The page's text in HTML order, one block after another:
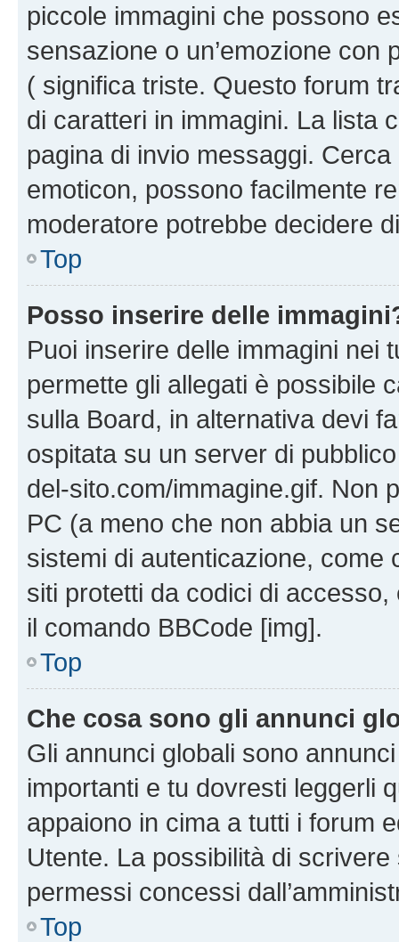
piccole immagini che possono
sensazione o un’emozione
( significa triste. Questo forum
di caratteri in immagini. La lista
pagina di invio messaggi.
emoticon, possono facilmente
moderatore potrebbe decidere
Top
Posso inserire delle
Puoi inserire delle immagini nei
permette gli allegati è possibile
sulla Board, in alternativa devi
ospitata su un server di
del-sito.com/immagine.gif. Non
PC (a meno che non abbia un
sistemi di autenticazione, come
siti protetti da codici di
il comando BBCode [img].
Top
Che cosa sono gli annunci
Gli annunci globali sono
importanti e tu dovresti leggerli
appaiono in cima a tutti i forum
Utente. La possibilità di
permessi concessi
Top